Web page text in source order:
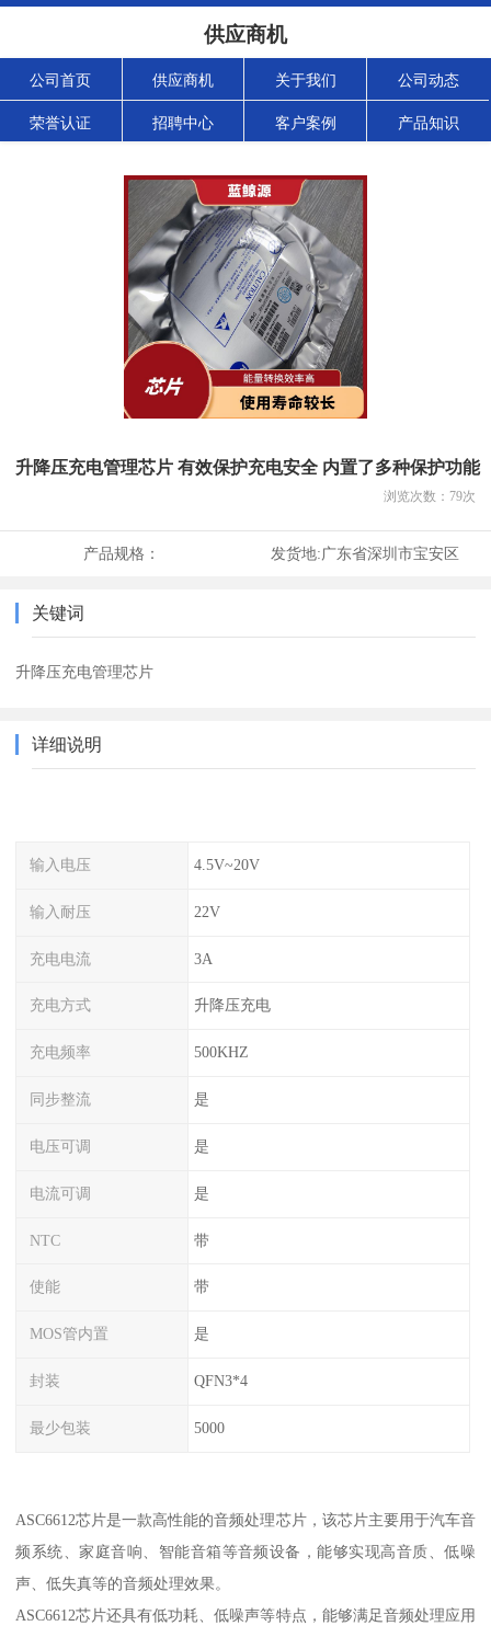
供应商机
公司首页 供应商机 关于我们 公司动态
荣誉认证 招聘中心 客户案例 产品知识
升降压充电管理芯片 有效保护充电安全 内置了多种保护功能
浏览次数： 79次
产品规格： 发货地:广东省深圳市宝安区
关键词
升降压充电管理芯片
详细说明
输入电压 4.5V~20V
输入耐压 22V
充电电流 3A
充电方式 升降压充电
充电频率 500KHZ
同步整流 是
电压可调 是
电流可调 是
NTC 带
使能 带
MOS管内置 是
封装 QFN3*4
最少包装 5000
ASC6612芯片是一款高性能的音频处理芯片，该芯片主要用于汽车音
频系统、家庭音响、智能音箱等音频设备，能够实现高音质、低噪
声、低失真等的音频处理效果。
ASC6612芯片还具有低功耗、低噪声等特点，能够满足音频处理应用